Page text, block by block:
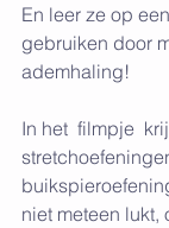
En leer ze op
gebruiken door
ademhaling!
In het  filmpje
niet meteen lukt,